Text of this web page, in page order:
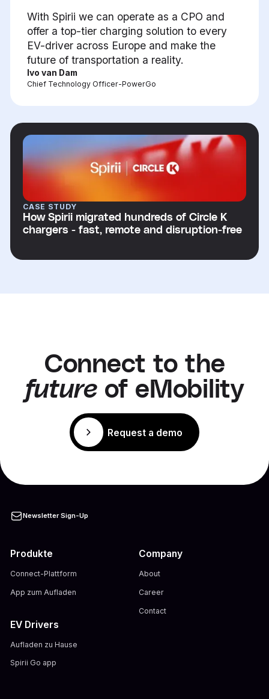
With Spirii we can operate as a CPO and
offer a top-tier charging solution to every
EV-driver across Europe and make the
future of transportation a reality.
Ivo van Dam
Chief Technology Officer-PowerGo
CASE STUDY
How Spirii migrated hundreds of Circle K
chargers - fast, remote and disruption-free
Connect to the
future of eMobility
Request a demo
Newsletter Sign-Up
Produkte
Connect-Plattform
App zum Aufladen
EV Drivers
Aufladen zu Hause
Spirii Go app
Company
About
Career
Contact